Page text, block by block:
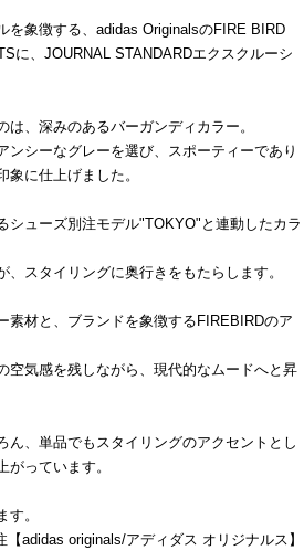
を象徴する、adidas OriginalsのFIRE BIRD
に、JOURNAL STANDARDエクスクルーシ
、深みのあるバーガンディカラー。
ンシーなグレーを選び、スポーティーであり
に仕上げました。
シューズ別注モデル"TOKYO"と連動したカラ
スタイリングに奥行きをもたらします。
素材と、ブランドを象徴するFIREBIRDのア
空気感を残しながら、現代的なムードへと昇
ん、単品でもスタイリングのアクセントとし
っています。
。
adidas originals/アディダス オリジナルス】